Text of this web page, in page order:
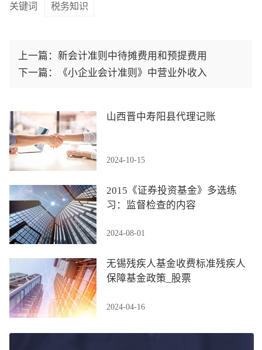
关键词 税务知识
上一篇：新会计准则中待摊费用和预提费用
下一篇：
《小企业会计准则》中营业外收入
山西晋中寿阳县代理记账
2024-10-15
2015《证券投资基金》多选练
习：监督检查的内容
2024-08-01
无锡残疾人基金收费标准残疾人
保障基金政策_股票
2024-04-16